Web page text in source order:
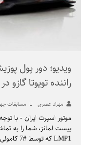
ویدیو؛ دور پول
راننده تویوتا گازو در
مهراد عصری مسابقات
پیست لمانز، شما را به
LMP1 که توسط #7 کاموئی کوبایاشی راننده تیم تویو